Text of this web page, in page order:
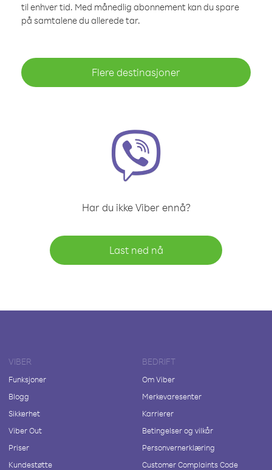
til enhver tid. Med månedlig abonnement kan du spare
på samtalene du allerede tar.
Flere destinasjoner
Har du ikke Viber ennå?
Last ned nå
VIBER
Funksjoner
Blogg
Sikkerhet
Viber Out
Priser
Kundestøtte
BEDRIFT
Om Viber
Merkevaresenter
Karrierer
Betingelser og vilkår
Personvernerklæring
Customer Complaints Code